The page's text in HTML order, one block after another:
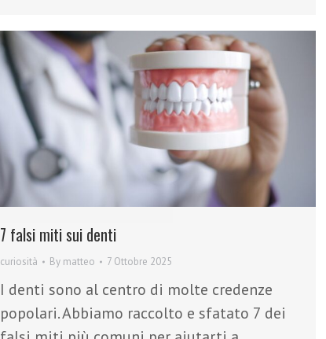
7 falsi miti sui denti
curiosità By matteo 7 Ottobre 2025
I denti sono al centro di molte credenze
popolari. Abbiamo raccolto e sfatato 7 dei